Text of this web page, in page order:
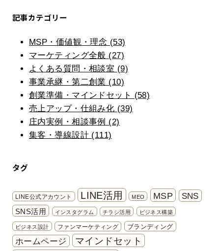
記事カテゴリー
MSP・価値観・理念 (53)
マーケティング全般 (27)
よくある質問・相談室 (9)
事業承継・第二創業 (10)
創業準備・マインドセット (58)
売上アップ・仕組み化 (39)
庄内実例・相談事例 (2)
集客・導線設計 (111)
タグ
LINE公式アカウント LINE活用 MEO MSP SNS
SNS活用 インスタグラム チラシ活用 ビジネス構築
ビジネス設計 ファンマーケティング ブランディング
ホームページ マインドセット